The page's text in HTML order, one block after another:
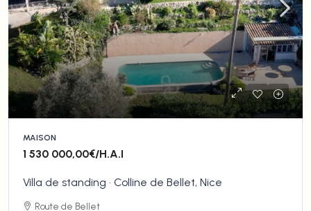
MAISON
1 530 000,00€/H.A.I
Villa de standing • Colline de Bellet, Nice
Route de Bellet